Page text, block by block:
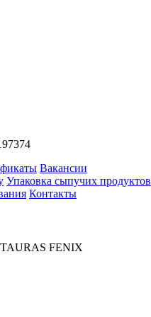
Вакансии
Упаковка сыпучих продуктов
Контакты
FENIX